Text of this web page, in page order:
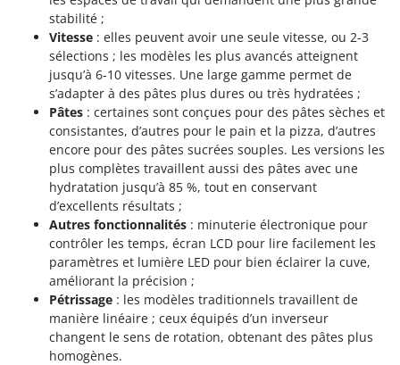
stabilité ;
Vitesse : elles peuvent avoir une seule vitesse, ou 2-3
sélections ; les modèles les plus avancés atteignent
jusqu’à 6-10 vitesses. Une large gamme permet de
s’adapter à des pâtes plus dures ou très hydratées ;
Pâtes : certaines sont conçues pour des pâtes sèches et
consistantes, d’autres pour le pain et la pizza, d’autres
encore pour des pâtes sucrées souples. Les versions les
plus complètes travaillent aussi des pâtes avec une
hydratation jusqu’à 85 %, tout en conservant
d’excellents résultats ;
Autres fonctionnalités : minuterie électronique pour
contrôler les temps, écran LCD pour lire facilement les
paramètres et lumière LED pour bien éclairer la cuve,
améliorant la précision ;
Pétrissage : les modèles traditionnels travaillent de
manière linéaire ; ceux équipés d’un inverseur
changent le sens de rotation, obtenant des pâtes plus
homogènes.